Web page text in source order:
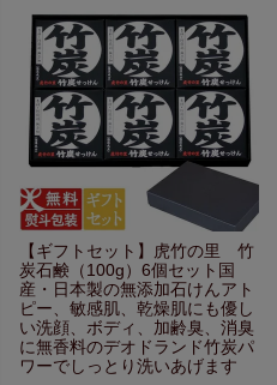
【ギフトセット】
虎竹の里 竹
炭石鹸（100g）6個セット 国
産・日本製の無添加石けんアト
ピー、敏感肌、乾燥肌にも優し
い洗顔、ボディ、加齢臭、 消臭
に無香料のデオドランド竹炭パ
ワーでしっとり洗いあげます